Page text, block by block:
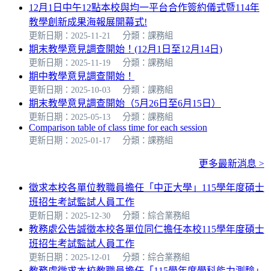
12月1日中午12點本校與均一平台合作簽約儀式暨114年
教學創新成果海報展開幕式!
更新日期：2025-11-21 分類：課務組
期末教學意見調查開始！(12月1日至12月14日)
更新日期：2025-11-19 分類：課務組
期中教學意見調查開始！
更新日期：2025-10-03 分類：課務組
期末教學意見調查開始（5月26日至6月15日）
更新日期：2025-05-13 分類：課務組
Comparison table of class time for each session
更新日期：2025-01-17 分類：課務組
更多最新消息 >
徵求本校各單位教職員擔任「中正大學」115學年度碩士
班招生考試監試人員工作
更新日期：2025-12-30 分類：綜合業務組
教務處公告誠徵本校各單位同仁擔任本校115學年度碩士
班招生考試監試人員工作
更新日期：2025-12-01 分類：綜合業務組